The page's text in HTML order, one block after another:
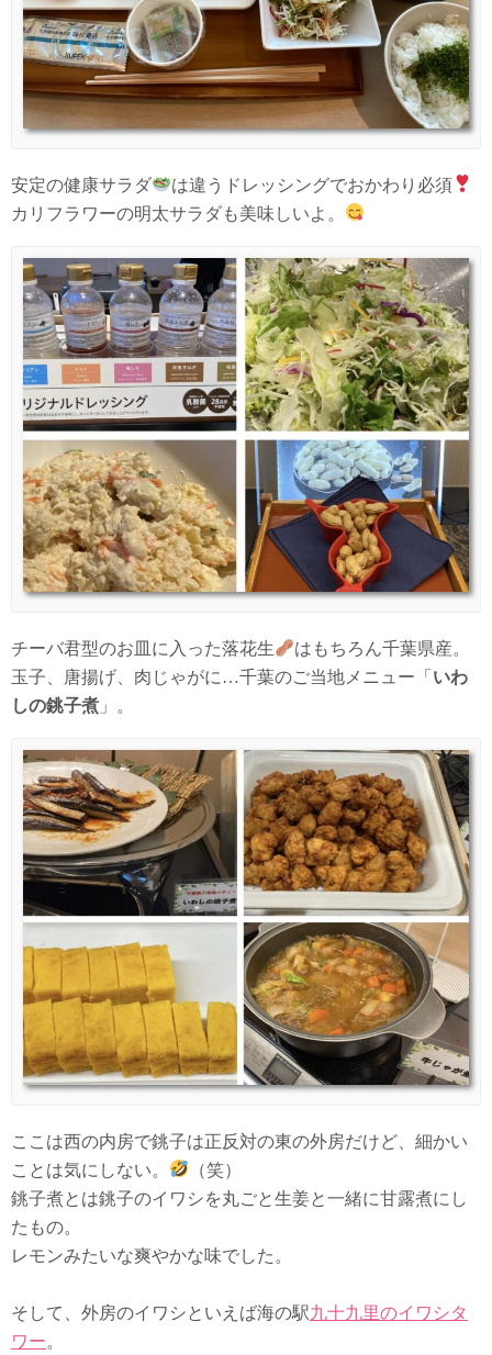
安定の健康サラダ
は違うドレッシングでおかわり必須
カリフラワーの明太サラダも美味しいよ。
チーバ君型のお皿に入った落花生
はもちろん千葉県産。
玉子、唐揚げ、肉じゃがに…千葉のご当地メニュー「 いわ
しの銚子煮 」。
ここは西の内房で銚子は正反対の東の外房だけど、細かい
ことは気にしない。
（笑）
銚子煮とは銚子のイワシを丸ごと生姜と一緒に甘露煮にし
たもの。
レモンみたいな爽やかな味でした。
そして、外房のイワシといえば海の駅九十九里のイワシタ
ワー。